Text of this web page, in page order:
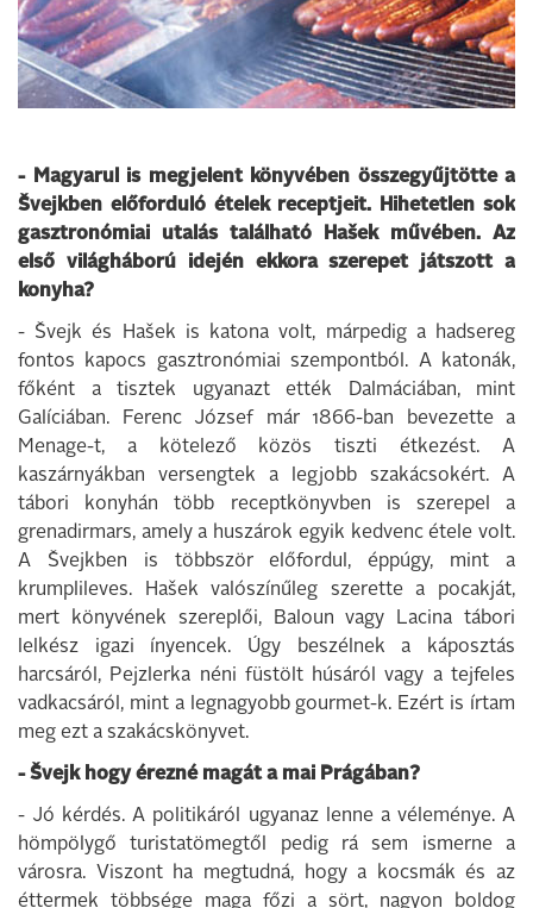
- Magyarul is megjelent könyvében összegyűjtötte a
Švejkben előforduló ételek receptjeit. Hihetetlen sok
gasztronómiai utalás található Hašek művében. Az
első világháború idején ekkora szerepet játszott a
konyha?
- Švejk és Hašek is katona volt, márpedig a hadsereg
fontos kapocs gasztronómiai szempontból. A katonák,
főként a tisztek ugyanazt ették Dalmáciában, mint
Galíciában. Ferenc József már 1866-ban bevezette a
Menage-t, a kötelező közös tiszti étkezést. A
kaszárnyákban versengtek a legjobb szakácsokért. A
tábori konyhán több receptkönyvben is szerepel a
grenadirmars, amely a huszárok egyik kedvenc étele volt.
A Švejkben is többször előfordul, éppúgy, mint a
krumplileves. Hašek valószínűleg szerette a pocakját,
mert könyvének szereplői, Baloun vagy Lacina tábori
lelkész igazi ínyencek. Úgy beszélnek a káposztás
harcsáról, Pejzlerka néni füstölt húsáról vagy a tejfeles
vadkacsáról, mint a legnagyobb gourmet-k. Ezért is írtam
meg ezt a szakácskönyvet.
- Švejk hogy érezné magát a mai Prágában?
- Jó kérdés. A politikáról ugyanaz lenne a véleménye. A
hömpölygő turistatömegtől pedig rá sem ismerne a
városra. Viszont ha megtudná, hogy a kocsmák és az
éttermek többsége maga főzi a sört, nagyon boldog